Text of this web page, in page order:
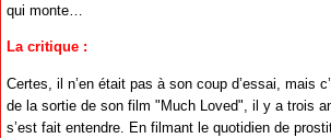
qui monte…
La critique :
Certes, il n’en était pas à son coup d’essai, mais
de la sortie de son film "Much Loved", il y a trois
s’est fait entendre. En filmant le quotidien de